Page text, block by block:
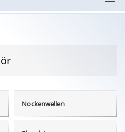
Nockenwellen